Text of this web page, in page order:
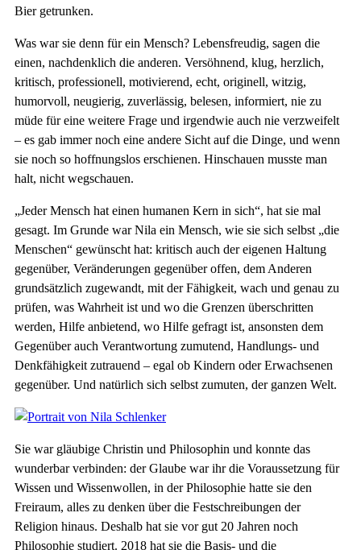
Bier getrunken.
Was war sie denn für ein Mensch? Lebensfreudig, sagen die
einen, nachdenklich die anderen. Versöhnend, klug, herzlich,
kritisch, professionell, motivierend, echt, originell, witzig,
humorvoll, neugierig, zuverlässig, belesen, informiert, nie zu
müde für eine weitere Frage und irgendwie auch nie verzweifelt
– es gab immer noch eine andere Sicht auf die Dinge, und wenn
sie noch so hoffnungslos erschienen. Hinschauen musste man
halt, nicht wegschauen.
„Jeder Mensch hat einen humanen Kern in sich“, hat sie mal
gesagt. Im Grunde war Nila ein Mensch, wie sie sich selbst „die
Menschen“ gewünscht hat: kritisch auch der eigenen Haltung
gegenüber, Veränderungen gegenüber offen, dem Anderen
grundsätzlich zugewandt, mit der Fähigkeit, wach und genau zu
prüfen, was Wahrheit ist und wo die Grenzen überschritten
werden, Hilfe anbietend, wo Hilfe gefragt ist, ansonsten dem
Gegenüber auch Verantwortung zumutend, Handlungs- und
Denkfähigkeit zutrauend – egal ob Kindern oder Erwachsenen
gegenüber. Und natürlich sich selbst zumuten, der ganzen Welt.
Sie war gläubige Christin und Philosophin und konnte das
wunderbar verbinden: der Glaube war ihr die Voraussetzung für
Wissen und Wissenwollen, in der Philosophie hatte sie den
Freiraum, alles zu denken über die Festschreibungen der
Religion hinaus. Deshalb hat sie vor gut 20 Jahren noch
Philosophie studiert. 2018 hat sie die Basis- und die